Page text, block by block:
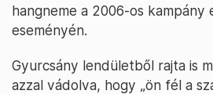
hangneme a 2006-os
eseményén.
Gyurcsány lendületből rajta is
azzal vádolva, hogy „ön fél a